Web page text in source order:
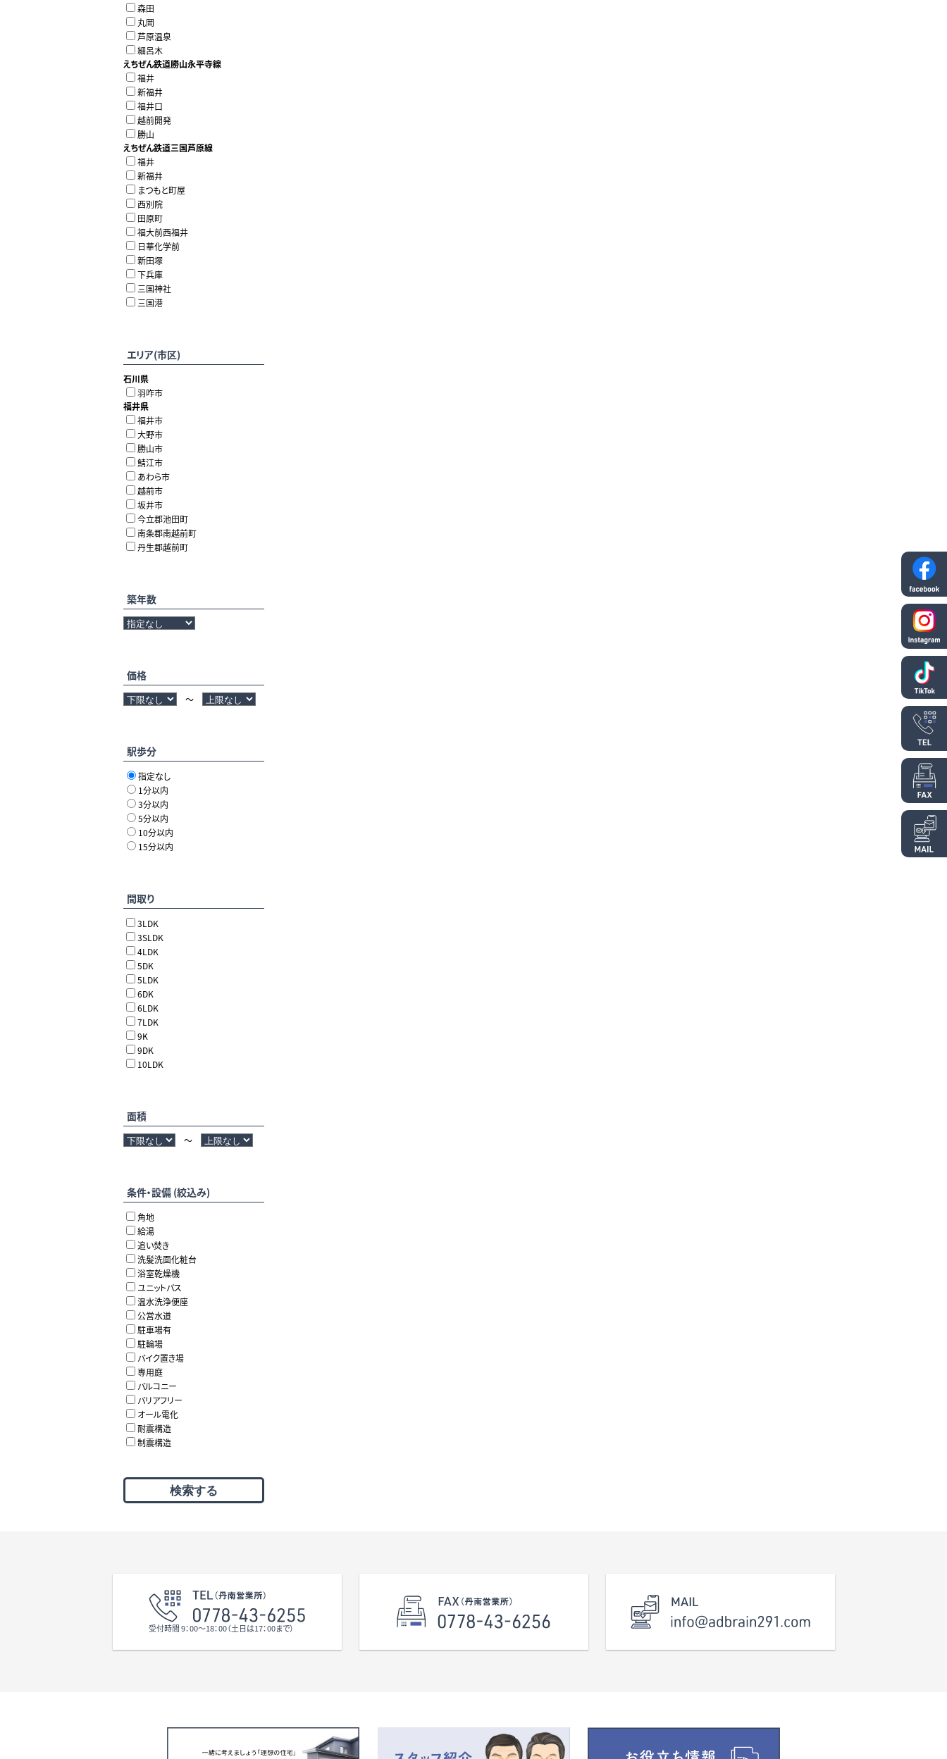
森田
丸岡
芦原温泉
細呂木
えちぜん鉄道勝山永平寺線
福井
新福井
福井口
越前開発
勝山
えちぜん鉄道三国芦原線
福井
新福井
まつもと町屋
西別院
田原町
福大前西福井
日華化学前
新田塚
下兵庫
三国神社
三国港
エリア(市区)
石川県
羽咋市
福井県
福井市
大野市
勝山市
鯖江市
あわら市
越前市
坂井市
今立郡池田町
南条郡南越前町
丹生郡越前町
築年数
価格
～
駅歩分
指定なし
1分以内
3分以内
5分以内
10分以内
15分以内
間取り
3LDK
3SLDK
4LDK
5DK
5LDK
6DK
6LDK
7LDK
9K
9DK
10LDK
面積
～
条件・設備 (絞込み)
角地
給湯
追い焚き
洗髪洗面化粧台
浴室乾燥機
ユニットバス
温水洗浄便座
公営水道
駐車場有
駐輪場
バイク置き場
専用庭
バルコニー
バリアフリー
オール電化
耐震構造
制震構造
受付時間 9：00〜18：00（土日は17：00まで）